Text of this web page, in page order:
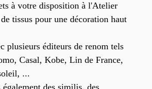
à votre disposition à l'Atelier
tissus pour une décoration haut
plusieurs éditeurs de renom tels
Casal, Kobe, Lin de France,
...